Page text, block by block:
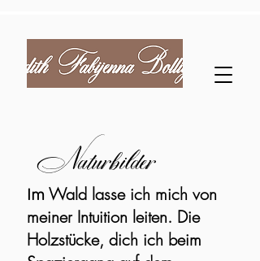
Im Wald lasse ich mich von
meiner Intuition leiten. Die
Holzstücke, dich ich beim
Naturbilder